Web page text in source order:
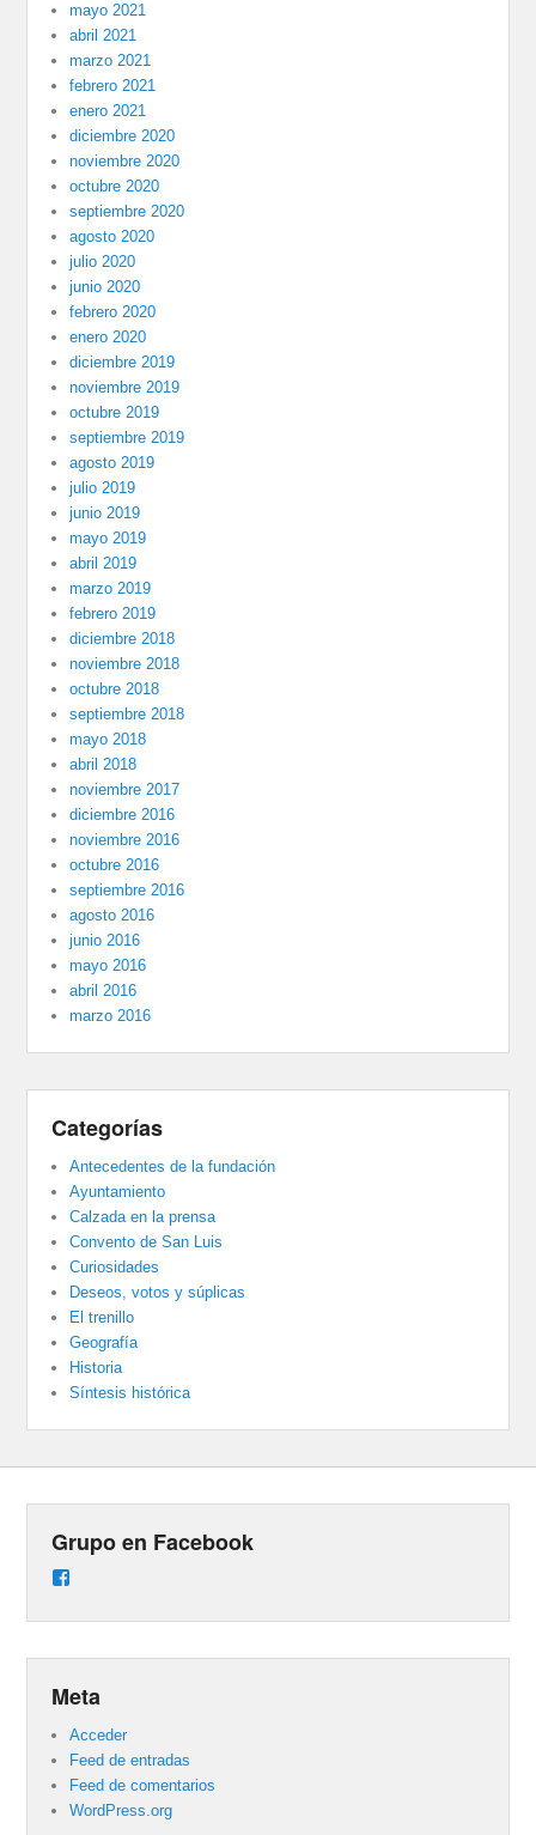
mayo 2021
abril 2021
marzo 2021
febrero 2021
enero 2021
diciembre 2020
noviembre 2020
octubre 2020
septiembre 2020
agosto 2020
julio 2020
junio 2020
febrero 2020
enero 2020
diciembre 2019
noviembre 2019
octubre 2019
septiembre 2019
agosto 2019
julio 2019
junio 2019
mayo 2019
abril 2019
marzo 2019
febrero 2019
diciembre 2018
noviembre 2018
octubre 2018
septiembre 2018
mayo 2018
abril 2018
noviembre 2017
diciembre 2016
noviembre 2016
octubre 2016
septiembre 2016
agosto 2016
junio 2016
mayo 2016
abril 2016
marzo 2016
Categorías
Antecedentes de la fundación
Ayuntamiento
Calzada en la prensa
Convento de San Luis
Curiosidades
Deseos, votos y súplicas
El trenillo
Geografía
Historia
Síntesis histórica
Grupo en Facebook
en
Meta
Acceder
Feed de entradas
Feed de comentarios
WordPress.org